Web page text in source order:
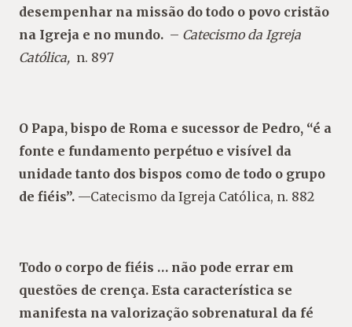
desempenhar na missão do todo o povo cristão
na Igreja e no mundo. – Catecismo da Igreja
Católica, n. 897
O Papa, bispo de Roma e sucessor de Pedro, “é a
fonte e fundamento perpétuo e visível da
unidade tanto dos bispos como de todo o grupo
de fiéis”. —Catecismo da Igreja Católica, n. 882
Todo o corpo de fiéis … não pode errar em
questões de crença. Esta característica se
manifesta na valorização sobrenatural da fé